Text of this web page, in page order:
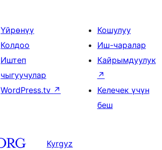
Үйрөнүү
Колдоо
Иштеп
чыгуучулар
WordPress.tv ↗
Кошулуу
Иш-чаралар
Кайрымдуулук
↗
Келечек үчүн
беш
Kyrgyz